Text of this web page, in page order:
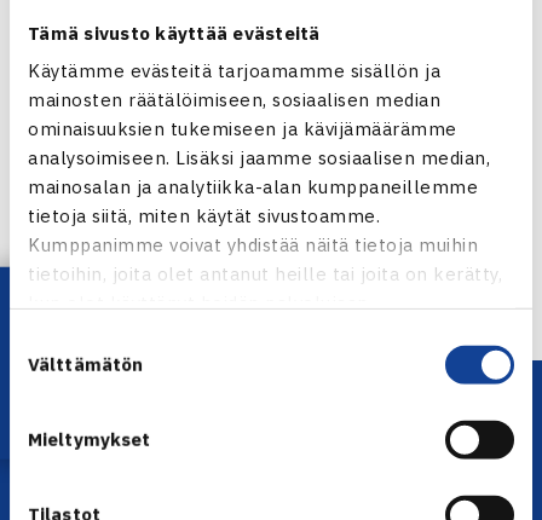
Tämä sivusto käyttää evästeitä
Käytämme evästeitä tarjoamamme sisällön ja
mainosten räätälöimiseen, sosiaalisen median
ominaisuuksien tukemiseen ja kävijämäärämme
analysoimiseen. Lisäksi jaamme sosiaalisen median,
mainosalan ja analytiikka-alan kumppaneillemme
tietoja siitä, miten käytät sivustoamme.
Kumppanimme voivat yhdistää näitä tietoja muihin
tietoihin, joita olet antanut heille tai joita on kerätty,
valinta
Välttämätön
Mieltymykset
Tilastot
Jaa:
← Edellinen
Lataa OmaTennis!